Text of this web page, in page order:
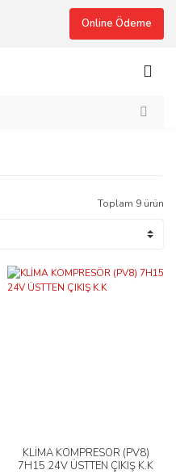
Online Ödeme
Toplam 9 ürün
KLİMA KOMPRESÖR (PV8)
7H15 24V ÜSTTEN ÇIKIŞ K.K